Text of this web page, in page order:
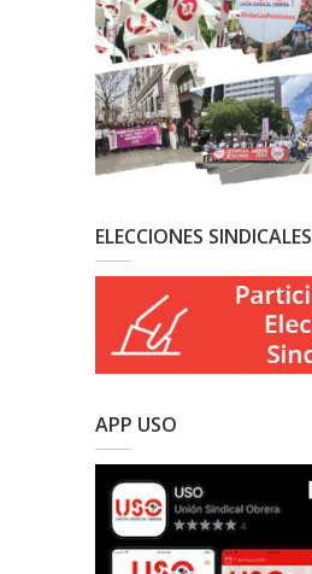
ELECCIONES SINDICALES
APP USO